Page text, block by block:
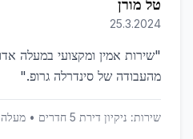
טל מורן
25.3.2024
"שירות אמין ומקצועי במעלה
מהעבודה של סינדרלה גרופ."
שירות: ניקיון דירת 5 חדרים • מעלה